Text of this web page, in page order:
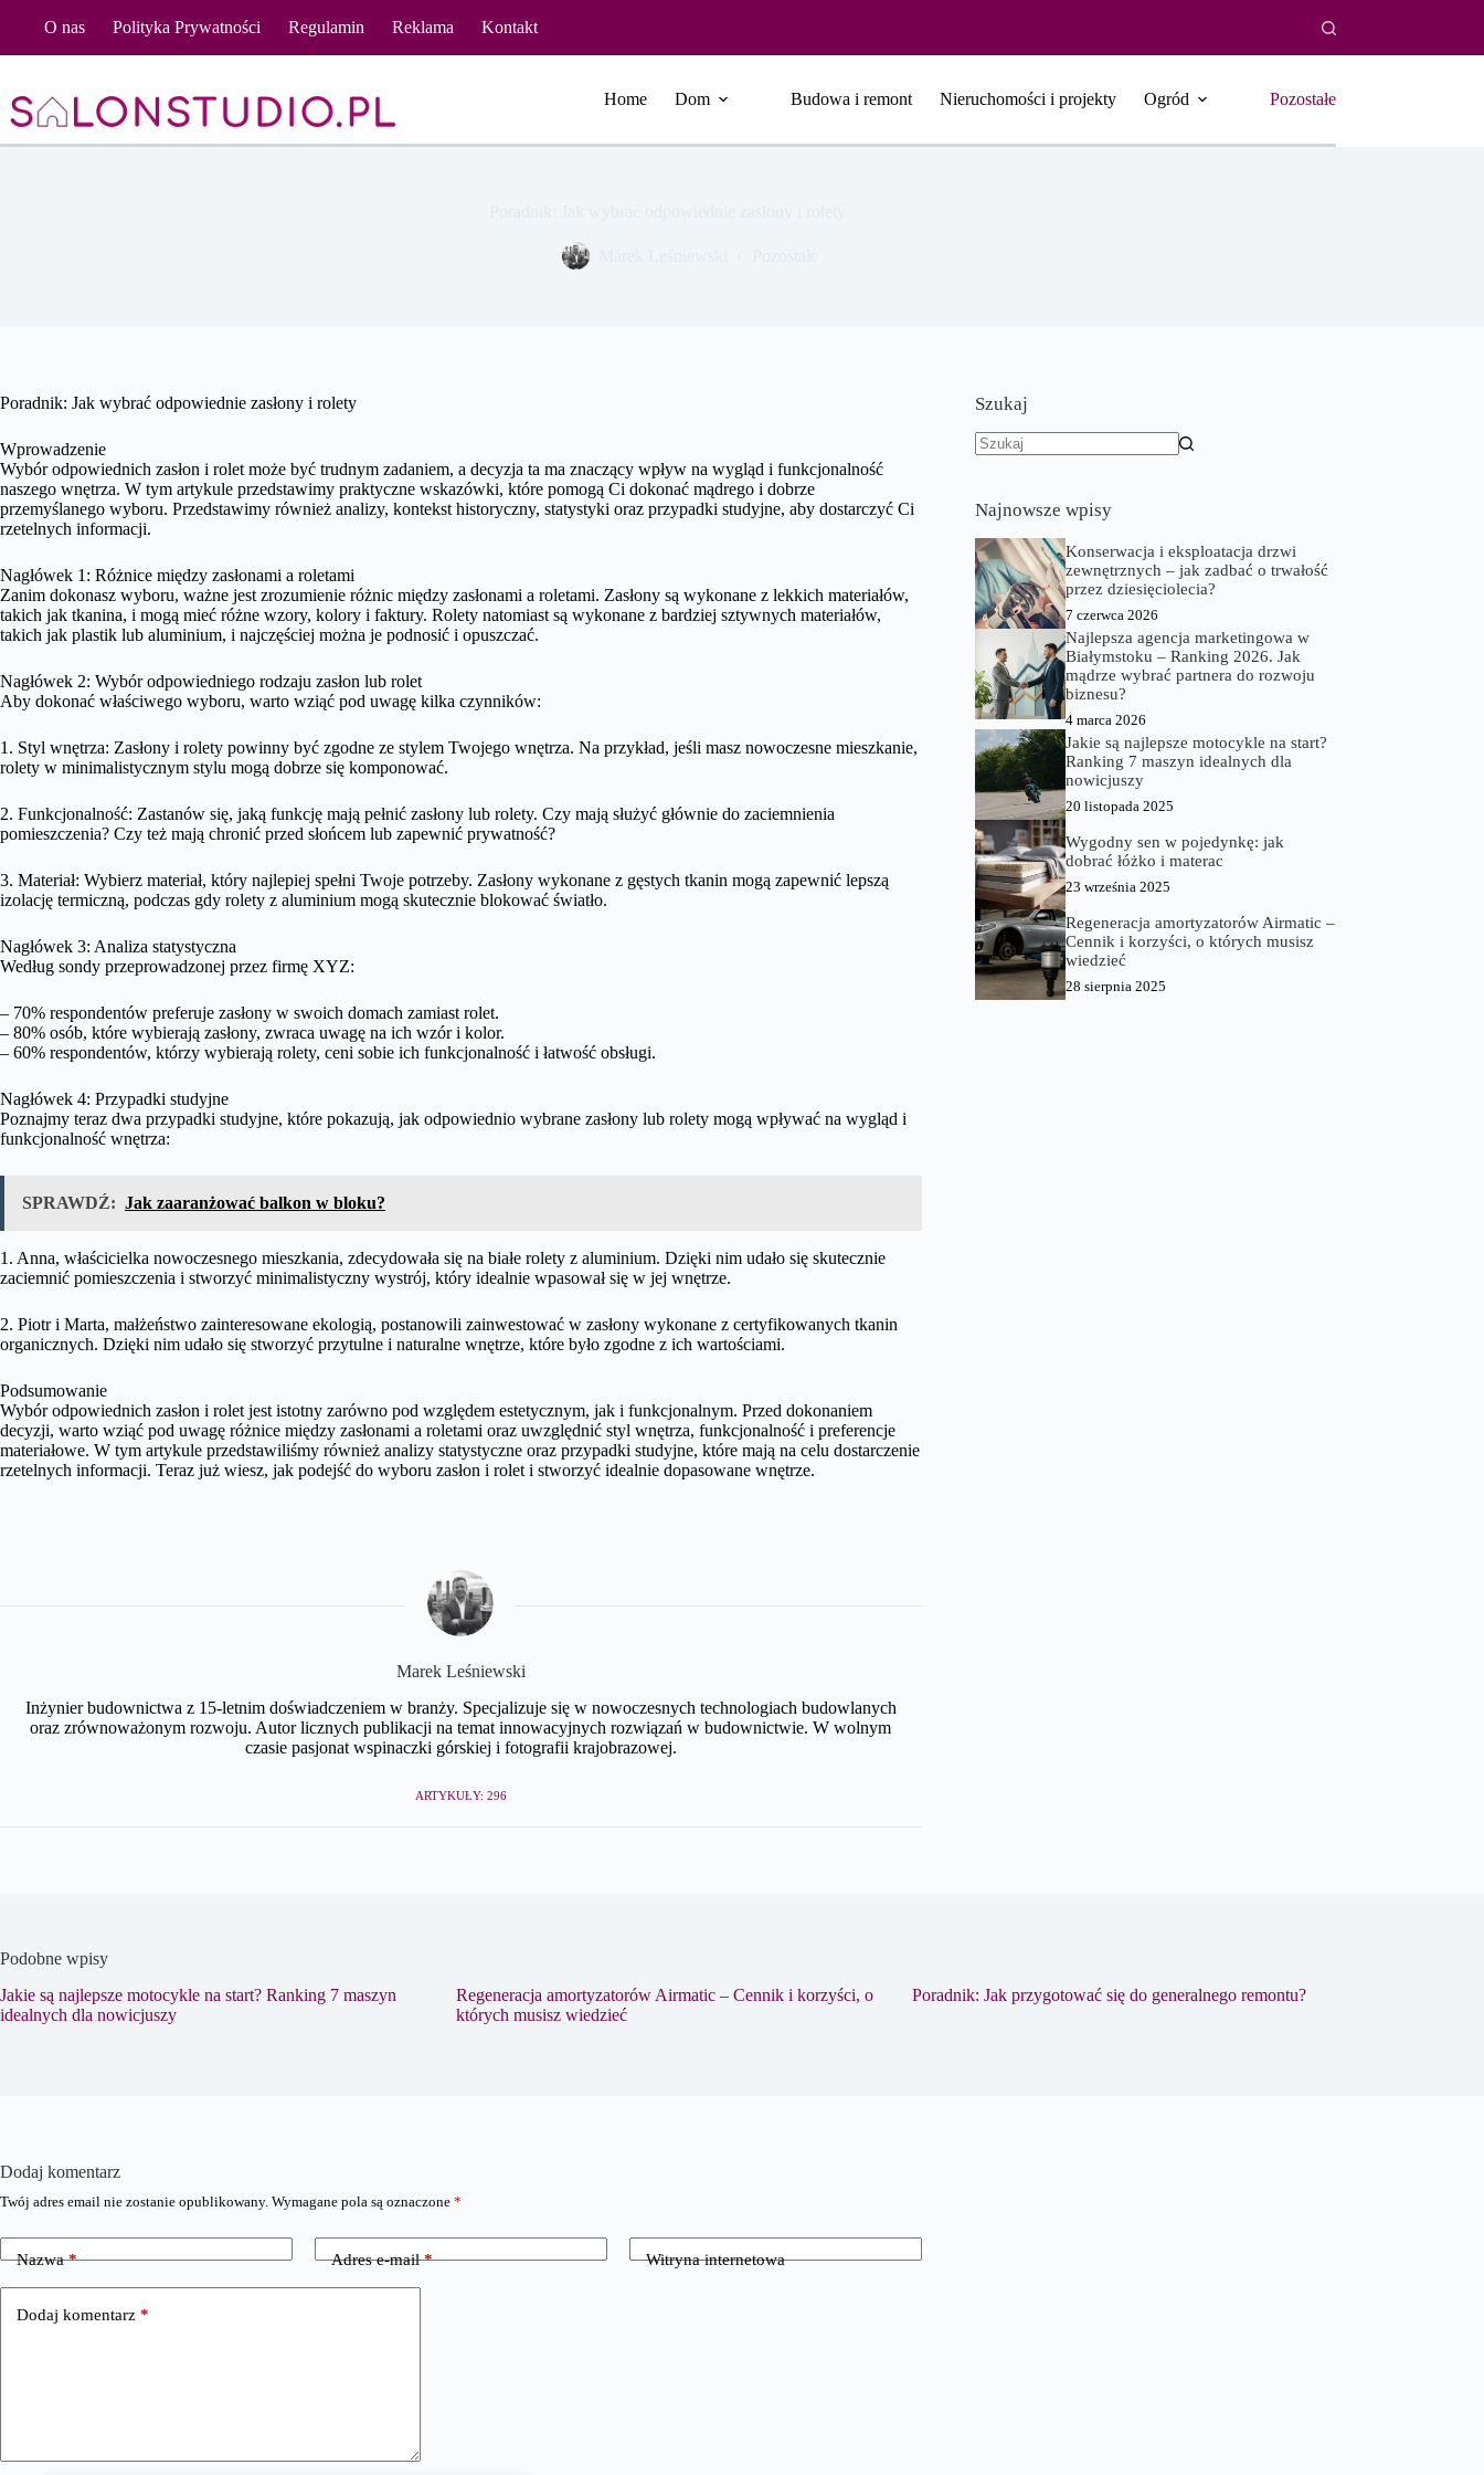
O nas Polityka Prywatności Regulamin Reklama Kontakt
Home Dom Budowa i remont Nieruchomości i projekty Ogród Pozostałe
Poradnik: Jak wybrać odpowiednie zasłony i rolety
Wprowadzenie
Wybór odpowiednich zasłon i rolet może być trudnym zadaniem, a decyzja ta ma znaczący wpływ na wygląd i funkcjonalność
naszego wnętrza. W tym artykule przedstawimy praktyczne wskazówki, które pomogą Ci dokonać mądrego i dobrze
przemyślanego wyboru. Przedstawimy również analizy, kontekst historyczny, statystyki oraz przypadki studyjne, aby dostarczyć Ci
rzetelnych informacji.
Nagłówek 1: Różnice między zasłonami a roletami
Zanim dokonasz wyboru, ważne jest zrozumienie różnic między zasłonami a roletami. Zasłony są wykonane z lekkich materiałów,
takich jak tkanina, i mogą mieć różne wzory, kolory i faktury. Rolety natomiast są wykonane z bardziej sztywnych materiałów,
takich jak plastik lub aluminium, i najczęściej można je podnosić i opuszczać.
Nagłówek 2: Wybór odpowiedniego rodzaju zasłon lub rolet
Aby dokonać właściwego wyboru, warto wziąć pod uwagę kilka czynników:
1. Styl wnętrza: Zasłony i rolety powinny być zgodne ze stylem Twojego wnętrza. Na przykład, jeśli masz nowoczesne mieszkanie,
rolety w minimalistycznym stylu mogą dobrze się komponować.
2. Funkcjonalność: Zastanów się, jaką funkcję mają pełnić zasłony lub rolety. Czy mają służyć głównie do zaciemnienia
pomieszczenia? Czy też mają chronić przed słońcem lub zapewnić prywatność?
3. Materiał: Wybierz materiał, który najlepiej spełni Twoje potrzeby. Zasłony wykonane z gęstych tkanin mogą zapewnić lepszą
izolację termiczną, podczas gdy rolety z aluminium mogą skutecznie blokować światło.
Nagłówek 3: Analiza statystyczna
Według sondy przeprowadzonej przez firmę XYZ:
– 70% respondentów preferuje zasłony w swoich domach zamiast rolet.
– 80% osób, które wybierają zasłony, zwraca uwagę na ich wzór i kolor.
– 60% respondentów, którzy wybierają rolety, ceni sobie ich funkcjonalność i łatwość obsługi.
Nagłówek 4: Przypadki studyjne
Poznajmy teraz dwa przypadki studyjne, które pokazują, jak odpowiednio wybrane zasłony lub rolety mogą wpływać na wygląd i
funkcjonalność wnętrza:
SPRAWDŹ: Jak zaaranżować balkon w bloku?
1. Anna, właścicielka nowoczesnego mieszkania, zdecydowała się na białe rolety z aluminium. Dzięki nim udało się skutecznie
zaciemnić pomieszczenia i stworzyć minimalistyczny wystrój, który idealnie wpasował się w jej wnętrze.
2. Piotr i Marta, małżeństwo zainteresowane ekologią, postanowili zainwestować w zasłony wykonane z certyfikowanych tkanin
organicznych. Dzięki nim udało się stworzyć przytulne i naturalne wnętrze, które było zgodne z ich wartościami.
Podsumowanie
Wybór odpowiednich zasłon i rolet jest istotny zarówno pod względem estetycznym, jak i funkcjonalnym. Przed dokonaniem
decyzji, warto wziąć pod uwagę różnice między zasłonami a roletami oraz uwzględnić styl wnętrza, funkcjonalność i preferencje
materiałowe. W tym artykule przedstawiliśmy również analizy statystyczne oraz przypadki studyjne, które mają na celu dostarczenie
rzetelnych informacji. Teraz już wiesz, jak podejść do wyboru zasłon i rolet i stworzyć idealnie dopasowane wnętrze.
Marek Leśniewski
Inżynier budownictwa z 15-letnim doświadczeniem w branży. Specjalizuje się w nowoczesnych technologiach budowlanych
oraz zrównoważonym rozwoju. Autor licznych publikacji na temat innowacyjnych rozwiązań w budownictwie. W wolnym
czasie pasjonat wspinaczki górskiej i fotografii krajobrazowej.
ARTYKUŁY: 296
Szukaj
Najnowsze wpisy
Konserwacja i eksploatacja drzwi
zewnętrznych – jak zadbać o trwałość
przez dziesięciolecia?
7 czerwca 2026
Najlepsza agencja marketingowa w
Białymstoku – Ranking 2026. Jak
mądrze wybrać partnera do rozwoju
biznesu?
4 marca 2026
Jakie są najlepsze motocykle na start?
Ranking 7 maszyn idealnych dla
nowicjuszy
20 listopada 2025
Wygodny sen w pojedynkę: jak
dobrać łóżko i materac
23 września 2025
Regeneracja amortyzatorów Airmatic –
Cennik i korzyści, o których musisz
wiedzieć
28 sierpnia 2025
Podobne wpisy
Jakie są najlepsze motocykle na start? Ranking 7 maszyn
idealnych dla nowicjuszy
Regeneracja amortyzatorów Airmatic – Cennik i korzyści, o
których musisz wiedzieć
Poradnik: Jak przygotować się do generalnego remontu?
Dodaj komentarz
Twój adres email nie zostanie opublikowany. Wymagane pola są oznaczone *
Nazwa* Adres e-mail* Witryna internetowa
Dodaj komentarz *